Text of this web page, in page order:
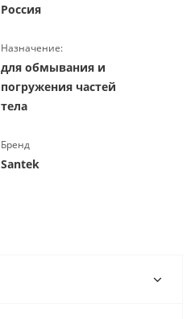
Россия
Назначение:
для обмывания и
погружения частей
тела
Бренд
Santek